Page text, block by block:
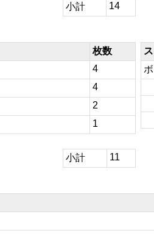
小計 14
枚数
4
4
2
1
小計 11